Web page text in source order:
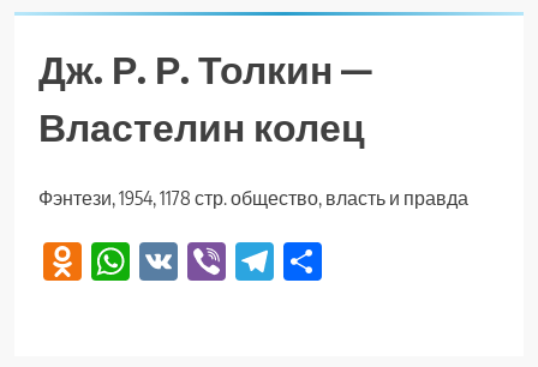
Дж. Р. Р. Толкин —
Властелин колец
Фэнтези, 1954, 1178 стр. общество, власть и правда
Odnoklassniki
WhatsApp
VK ViberTelegram